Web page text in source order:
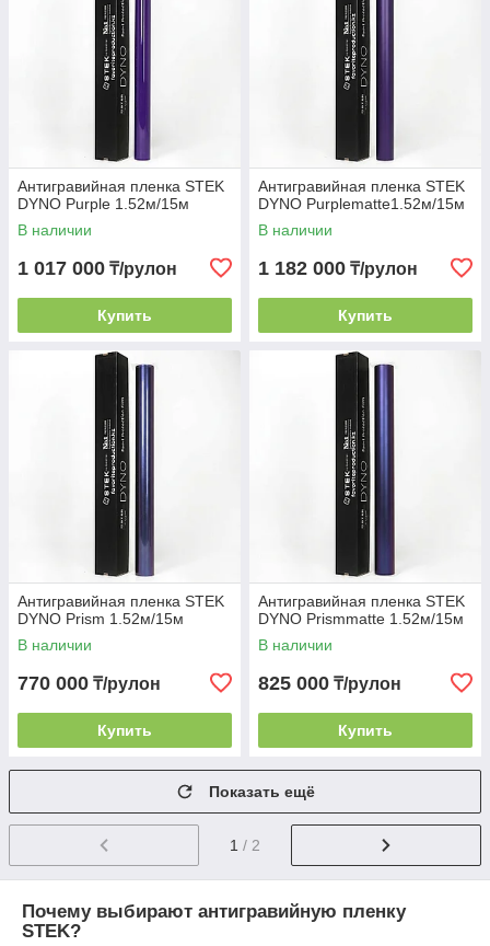
Антигравийная пленка STEK
DYNO Purple 1.52м/15м
В наличии
1 017 000 ₸/рулон
Купить
Антигравийная пленка STEK
DYNO Purplematte1.52м/15м
В наличии
1 182 000 ₸/рулон
Купить
Антигравийная пленка STEK
DYNO Prism 1.52м/15м
В наличии
770 000 ₸/рулон
Купить
Антигравийная пленка STEK
DYNO Prismmatte 1.52м/15м
В наличии
825 000 ₸/рулон
Купить
Показать ещё
1 / 2
Почему выбирают антигравийную пленку
STEK?